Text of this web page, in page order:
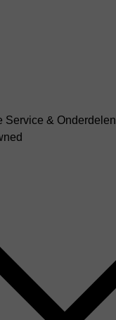
Service & Onderdelen